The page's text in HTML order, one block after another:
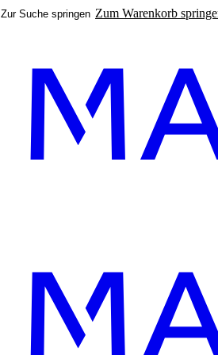
Zur Suche springen Zum Warenkorb